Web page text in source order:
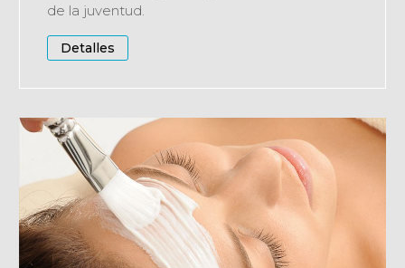
de la juventud.
Detalles